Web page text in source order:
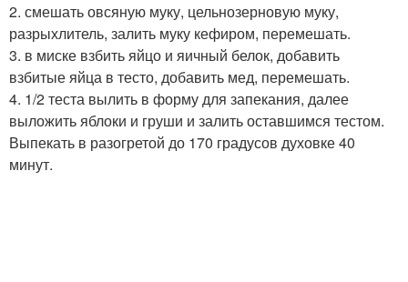
2. смешать овсяную муку, цельнозерновую муку,
разрыхлитель, залить муку кефиром, перемешать.
3. в миске взбить яйцо и яичный белок, добавить
взбитые яйца в тесто, добавить мед, перемешать.
4. 1/2 теста вылить в форму для запекания, далее
выложить яблоки и груши и залить оставшимся тестом.
Выпекать в разогретой до 170 градусов духовке 40
минут.